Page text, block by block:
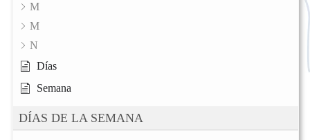
M
M
N
Días
Semana
DÍAS DE LA SEMANA